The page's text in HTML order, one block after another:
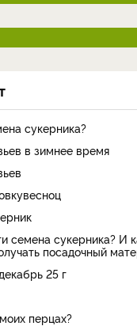
сукерника?
в зимнее время
семена сукерника? И
посадочный
25 г
перцах?